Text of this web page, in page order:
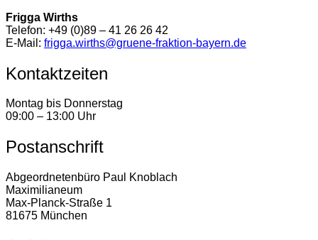
Frigga Wirths
Telefon: +49 (0)89 – 41 26 26 42
E-Mail: frigga.wirths@gruene-fraktion-bayern.de
Kontaktzeiten
Montag bis Donnerstag
09:00 – 13:00 Uhr
Postanschrift
Abgeordnetenbüro Paul Knoblach
Maximilianeum
Max-Planck-Straße 1
81675 München